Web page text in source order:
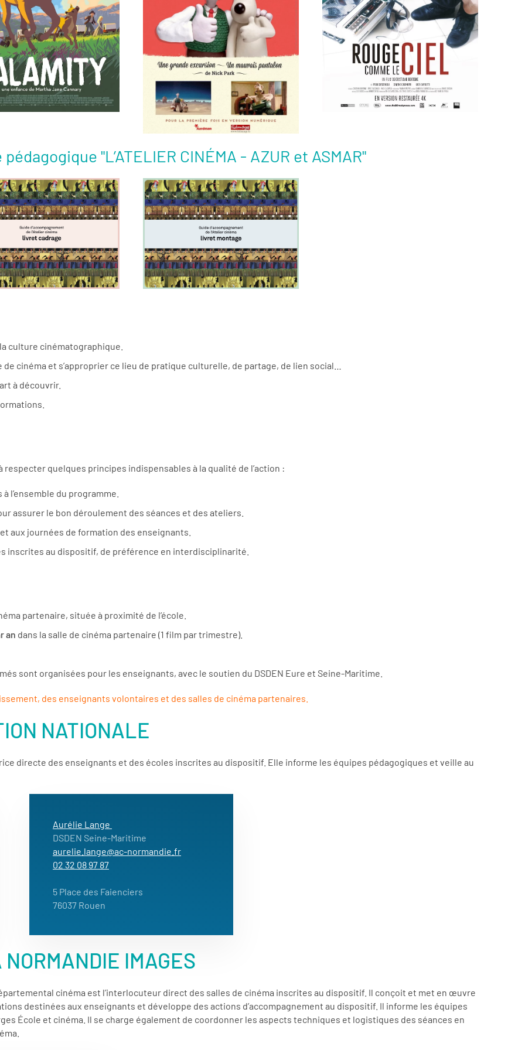
Voir la fiche film
Voir la fiche film
Voir la fiche film
"L’ATELIER CINÉMA - AZUR et ASMAR"
culture cinématographique.
cinéma et s’approprier ce lieu de pratique culturelle, de partage, de lien social…
à découvrir.
quelques principes indispensables à la qualité de l’action :
l’ensemble du programme.
assurer le bon déroulement des séances et des ateliers.
aux journées de formation des enseignants.
inscrites au dispositif, de préférence en interdisciplinarité.
partenaire, située à proximité de l’école.
an dans la salle de cinéma partenaire (1 film par trimestre).
sont organisées pour les enseignants, avec le soutien du DSDEN Eure et Seine-Maritime.
des enseignants volontaires et des salles de cinéma partenaires.
NATIONALE
directe des enseignants et des écoles inscrites au dispositif. Elle informe les équipes pédagogiques et veille au
Aurélie Lange
DSDEN Seine-Maritime
aurelie.lange@ac-normandie.fr
02 32 08 97 87
5 Place des Faienciers
76037 Rouen
IMAGES
cinéma est l’interlocuteur direct des salles de cinéma inscrites au dispositif. Il conçoit et met en œuvre
destinées aux enseignants et développe des actions d’accompagnement au dispositif. Il informe les équipes
École et cinéma. Il se charge également de coordonner les aspects techniques et logistiques des séances en